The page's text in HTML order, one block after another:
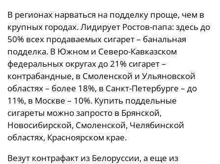
В регионах нарваться на подделку проще, чем в
крупных городах. Лидирует Ростов-папа: здесь до
50% всех продаваемых сигарет – банальная
подделка. В Южном и Северо-Кавказском
федеральных округах до 21% сигарет –
контрабандные, в Смоленской и Ульяновской
областях – более 18%, в Санкт-Петербурге – до
11%, в Москве – 10%. Купить поддельные
сигареты можно запросто в Брянской,
Новосибирской, Смоленской, Челябинской
областях, Красноярском крае.
Везут контрафакт из Белоруссии, а еще из